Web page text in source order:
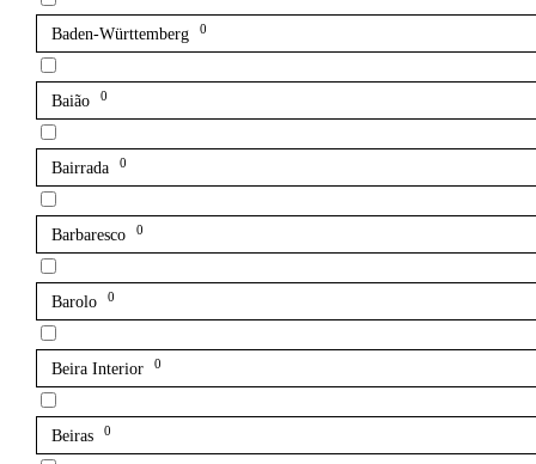
Baden-Württemberg 0
Baião 0
Bairrada 0
Barbaresco 0
Barolo 0
Beira Interior 0
Beiras 0